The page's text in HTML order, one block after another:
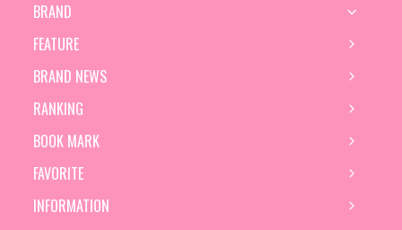
BRAND
FEATURE
BRAND NEWS
RANKING
BOOK MARK
FAVORITE
INFORMATION